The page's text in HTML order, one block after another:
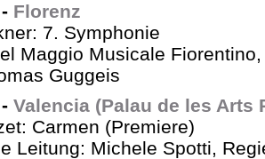
- Florenz
7. Symphonie
Maggio Musicale
Guggeis
- Valencia (Palau de les Arts
Carmen (Premiere)
Leitung: Michele Spotti,